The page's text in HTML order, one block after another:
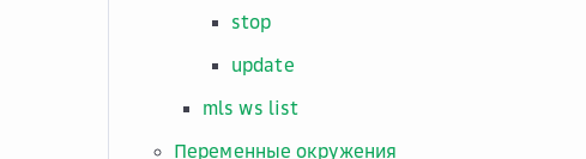
stop
update
mls ws list
Переменные окружения